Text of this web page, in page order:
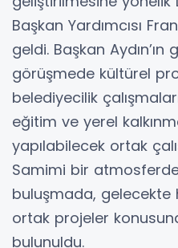
Başkan Yardımcısı
geldi. Başkan
görüşmede kültürel
belediyecilik
eğitim ve yerel
yapılabilecek ortak
Samimi bir
buluşmada,
ortak projeler
bulunuldu.